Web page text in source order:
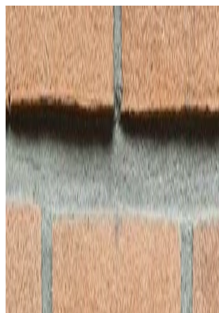
Gevel PRO Gevelspecialisten
Starten
Onderhoud
Onderhoud
Professionele gevelonderhoud
Meer informatie
Onderhoudspakketten
Voordelige totaalpakketten
Renovatie & restauratie
Authentiek herstel van gevels en
Schoorsteen renovatie